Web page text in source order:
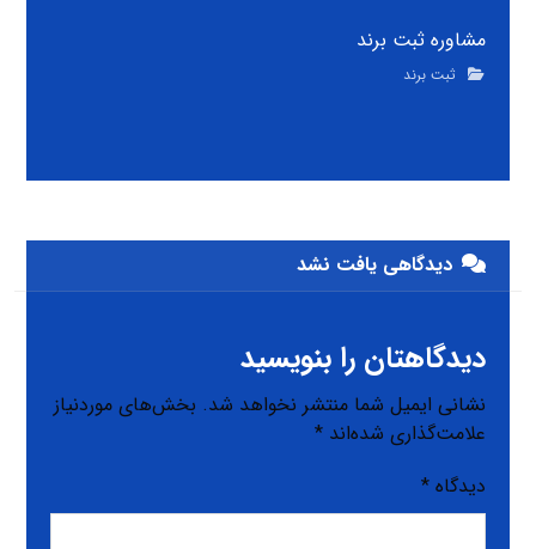
مشاوره ثبت برند
ثبت برند
دیدگاهی یافت نشد
دیدگاهتان را بنویسید
نشانی ایمیل شما منتشر نخواهد شد. بخش‌های موردنیاز
علامت‌گذاری شده‌اند*
دیدگاه*